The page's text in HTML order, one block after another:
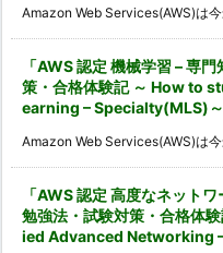
Amazon Web Services(AWS)は
「AWS 認定 機械学習 – 専
策・合格体験記 ～ How to
earning – Specialty(MLS)～
Amazon Web Services(AWS)は
「AWS 認定 高度なネット
勉強法・試験対策・合格体
ied Advanced Networking